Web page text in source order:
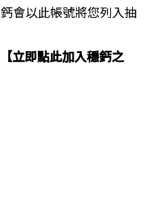
會以此帳號將您列入抽
【立即點此加入穩鈣之